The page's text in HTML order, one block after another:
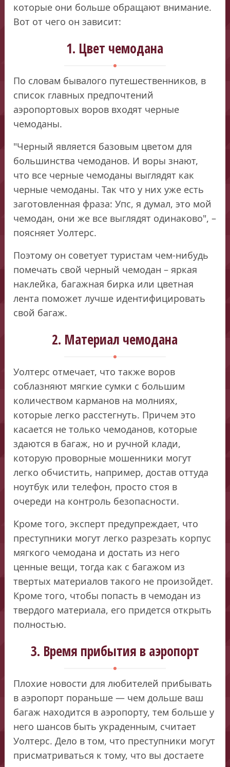
которые они больше обращают внимание.
Вот от чего он зависит:
1. Цвет чемодана
По словам бывалого путешественников, в
список главных предпочтений
аэропортовых воров входят черные
чемоданы.
"Черный является базовым цветом для
большинства чемоданов. И воры знают,
что все черные чемоданы выглядят как
черные чемоданы. Так что у них уже есть
заготовленная фраза: Упс, я думал, это мой
чемодан, они же все выглядят одинаково", –
поясняет Уолтерс.
Поэтому он советует туристам чем-нибудь
помечать свой черный чемодан – яркая
наклейка, багажная бирка или цветная
лента поможет лучше идентифицировать
свой багаж.
2. Материал чемодана
Уолтерс отмечает, что также воров
соблазняют мягкие сумки с большим
количеством карманов на молниях,
которые легко расстегнуть. Причем это
касается не только чемоданов, которые
здаются в багаж, но и ручной клади,
которую проворные мошенники могут
легко обчистить, например, достав оттуда
ноутбук или телефон, просто стоя в
очереди на контроль безопасности.
Кроме того, эксперт предупреждает, что
преступники могут легко разрезать корпус
мягкого чемодана и достать из него
ценные вещи, тогда как с багажом из
твертых материалов такого не произойдет.
Кроме того, чтобы попасть в чемодан из
твердого материала, его придется открыть
полностью.
3. Время прибытия в аэропорт
Плохие новости для любителей прибывать
в аэропорт пораньше — чем дольше ваш
багаж находится в аэропорту, тем больше у
него шансов быть украденным, считает
Уолтерс. Дело в том, что преступники могут
присматриваться к тому, что вы достаете